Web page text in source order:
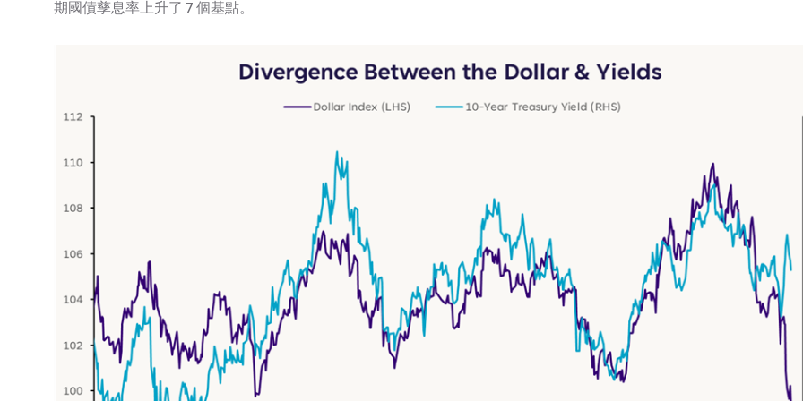
期國債孳息率上升了 7 個基點。